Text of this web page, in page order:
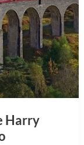
Harry